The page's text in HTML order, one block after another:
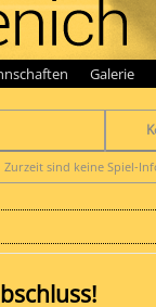
Galerie
Zurzeit sind keine Spiel-